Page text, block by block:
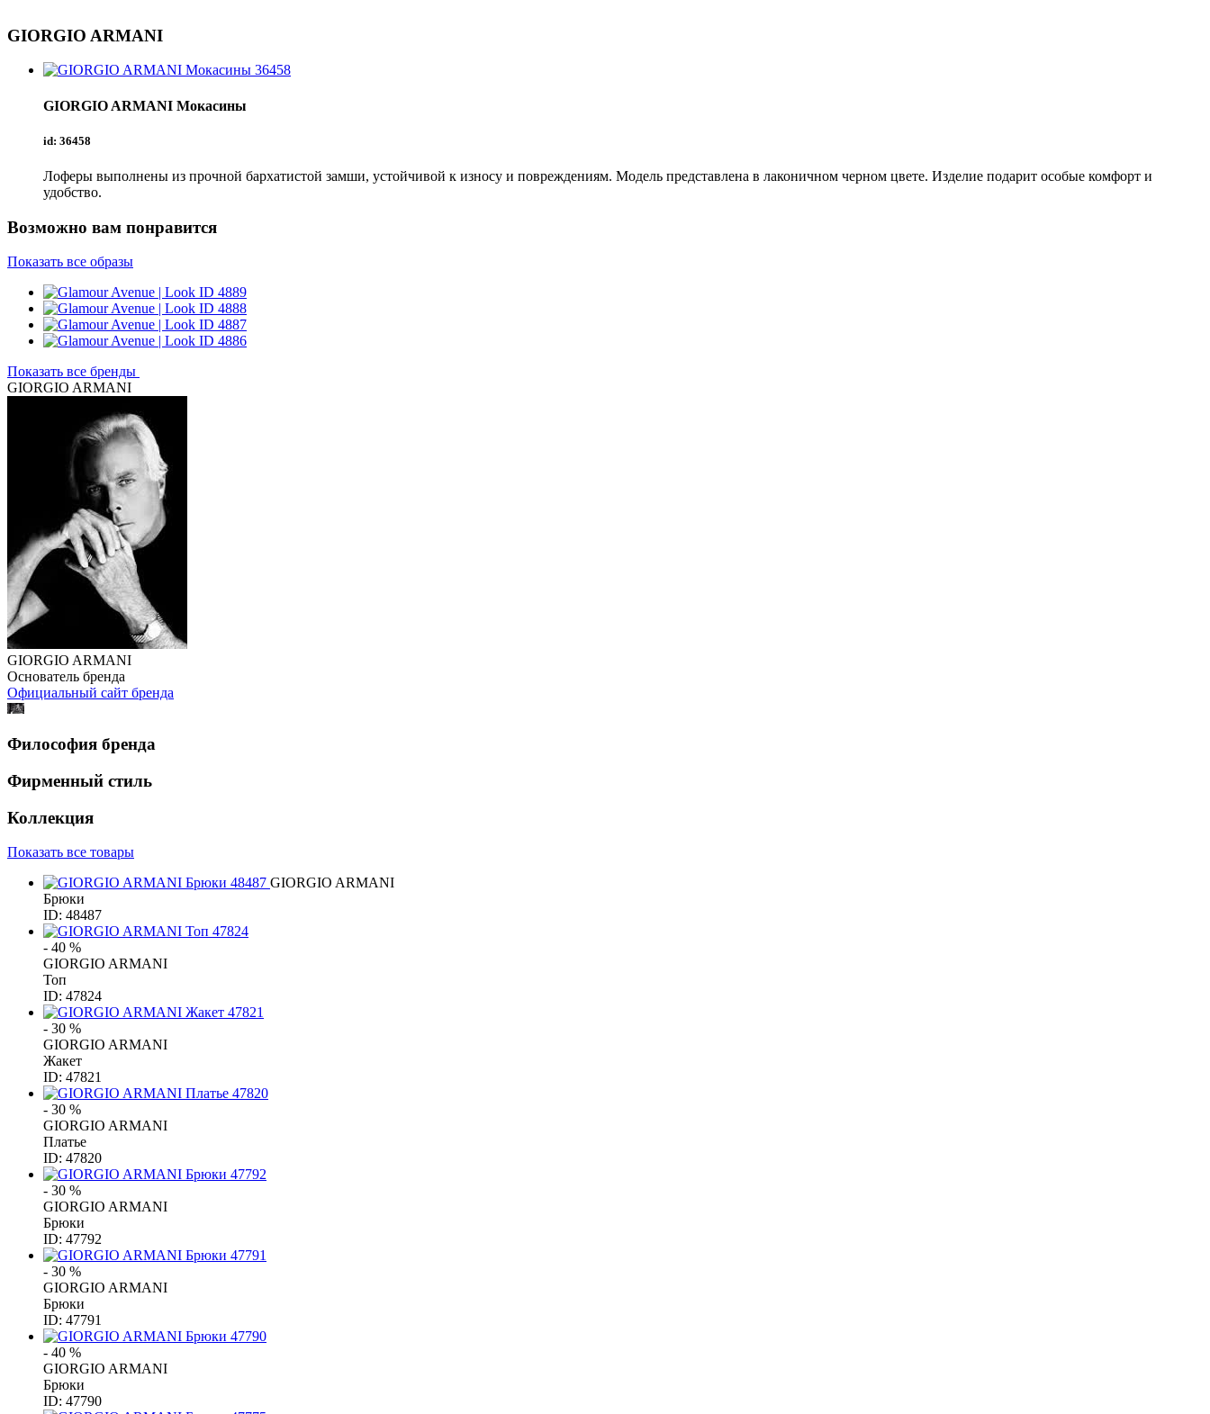
GIORGIO ARMANI
GIORGIO ARMANI Мокасины
id: 36458
Лоферы выполнены из прочной бархатистой замши, устойчивой к износу и повреждениям. Модель представлена в лаконичном черном цвете. Изделие подарит особые комфорт и
удобство.
Возможно вам понравится
Показать все образы
Показать все бренды
GIORGIO ARMANI
GIORGIO ARMANI
Основатель бренда
Официальный сайт бренда
Философия бренда
Фирменный стиль
Коллекция
Показать все товары
GIORGIO ARMANI
Брюки
ID: 48487
- 40 %
GIORGIO ARMANI
Топ
ID: 47824
- 30 %
GIORGIO ARMANI
Жакет
ID: 47821
- 30 %
GIORGIO ARMANI
Платье
ID: 47820
- 30 %
GIORGIO ARMANI
Брюки
ID: 47792
- 30 %
GIORGIO ARMANI
Брюки
ID: 47791
- 40 %
GIORGIO ARMANI
Брюки
ID: 47790